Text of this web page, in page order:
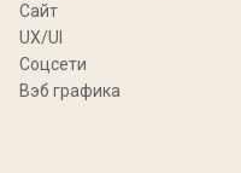
Cайт
UX/UI
Соцсети
Вэб графика